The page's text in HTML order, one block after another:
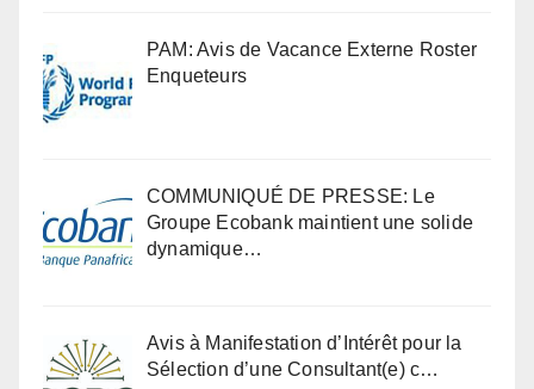
PAM: Avis de Vacance Externe Roster
Enqueteurs
COMMUNIQUÉ DE PRESSE: Le
Groupe Ecobank maintient une solide
dynamique…
Avis à Manifestation d’Intérêt pour la
Sélection d’une Consultant(e) c…